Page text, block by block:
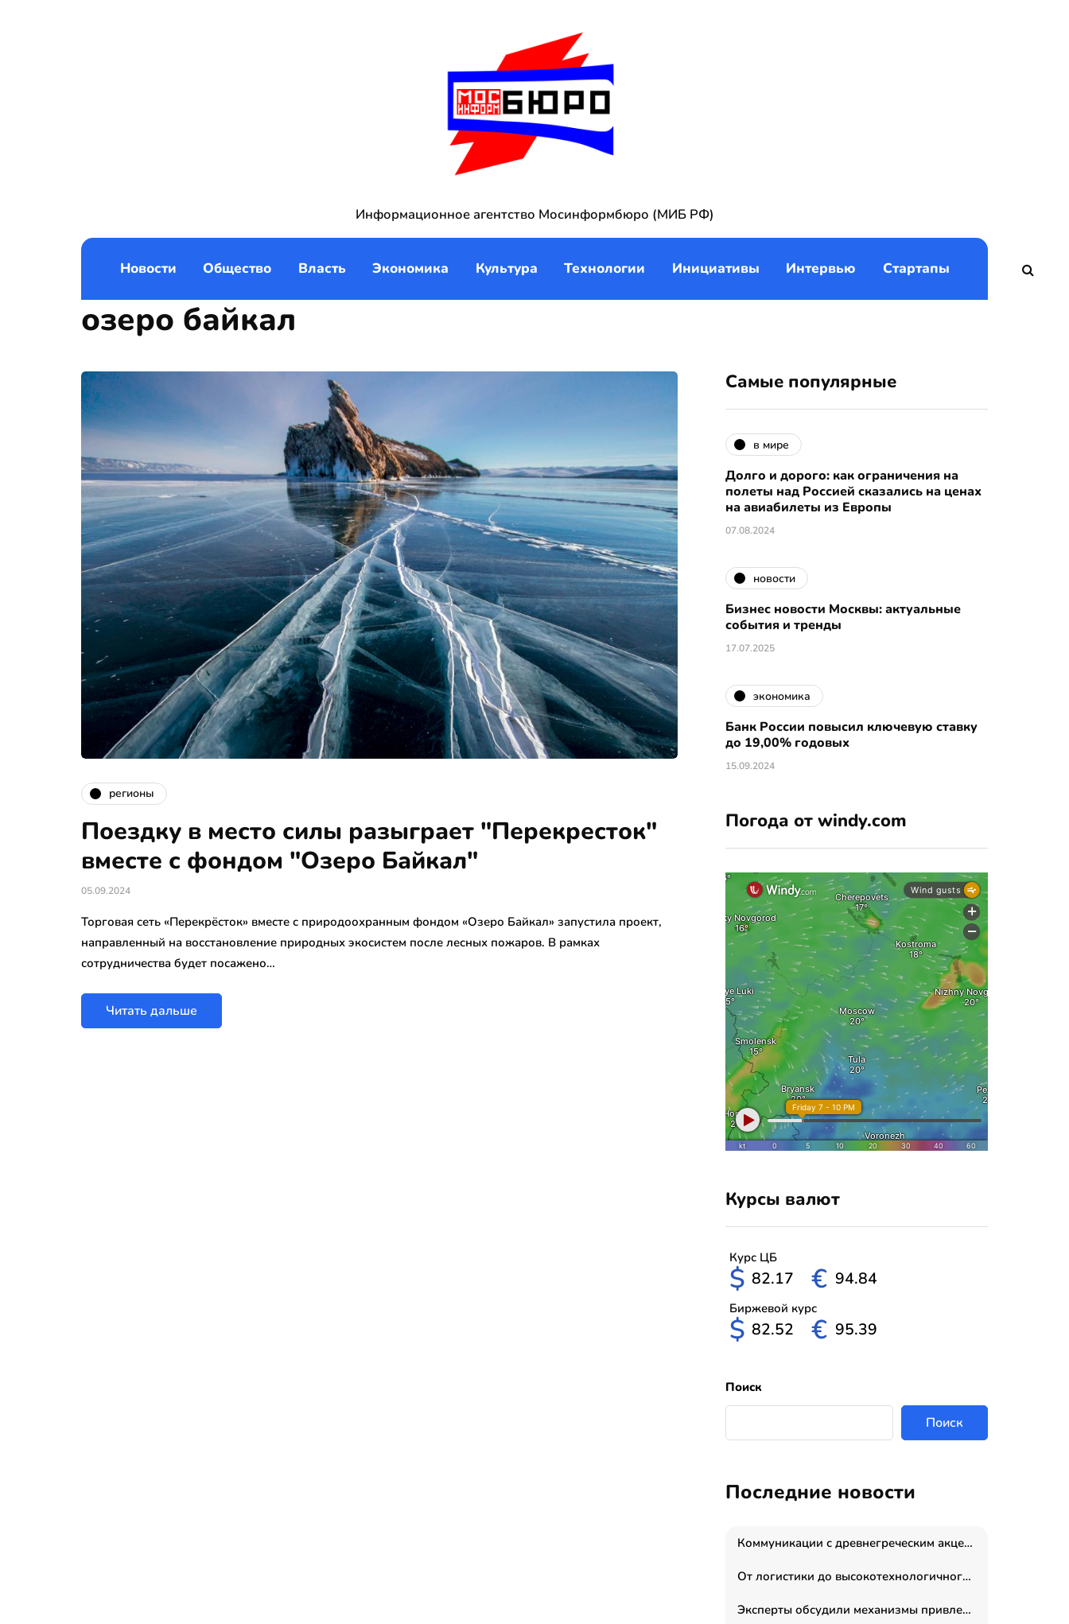
Информационное агентство Мосинформбюро (МИБ РФ)
Новости Общество Власть Экономика Культура Технологии Инициативы Интервью Стартапы
озеро байкал
регионы
Поездку в место силы разыграет "Перекресток"
вместе с фондом "Озеро Байкал"
05.09.2024
Торговая сеть «Перекрёсток» вместе с природоохранным фондом «Озеро Байкал» запустила проект,
направленный на восстановление природных экосистем после лесных пожаров. В рамках
сотрудничества будет посажено…
Читать дальше
Самые популярные
в мире
Долго и дорого: как ограничения на
полеты над Россией сказались на ценах
на авиабилеты из Европы
07.08.2024
новости
Бизнес новости Москвы: актуальные
события и тренды
17.07.2025
экономика
Банк России повысил ключевую ставку
до 19,00% годовых
15.09.2024
Погода от windy.com
Курсы валют
Курс ЦБ
$ 82.17 € 94.84
Биржевой курс
$ 82.52 € 95.39
Поиск
Поиск
Последние новости
Коммуникации с древнегреческим акцентом: медиаменеджер и журналист Владимир Дергачев запустил коммуникационное агентство «Сократ 2.0»
От логистики до высокотехнологичного производства: как основатель “гагаринга” выстраивает экосистему безопасности и гражданских БПЛА
Эксперты обсудили механизмы привлечения молодых специалистов в промышленные города